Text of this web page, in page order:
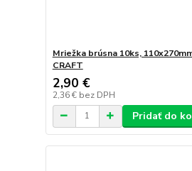
Mriežka brúsna 10ks,
CRAFT
2,90 €
2,36 € bez DPH
Pridať do